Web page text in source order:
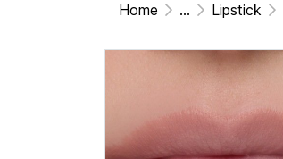
Home ... Lipstick